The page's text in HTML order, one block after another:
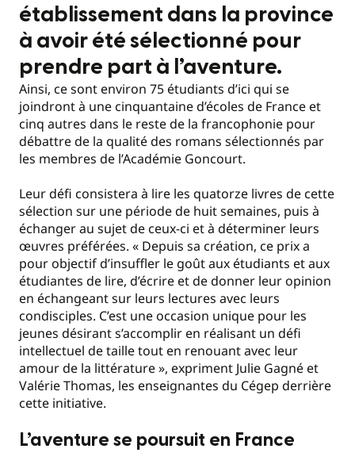
établissement dans la province
à avoir été sélectionné pour
prendre part à l’aventure.
Ainsi, ce sont environ 75 étudiants d’ici qui se
joindront à une cinquantaine d’écoles de France et
cinq autres dans le reste de la francophonie pour
débattre de la qualité des romans sélectionnés par
les membres de l’Académie Goncourt.
Leur défi consistera à lire les quatorze livres de cette
sélection sur une période de huit semaines, puis à
échanger au sujet de ceux-ci et à déterminer leurs
œuvres préférées. « Depuis sa création, ce prix a
pour objectif d’insuffler le goût aux étudiants et aux
étudiantes de lire, d’écrire et de donner leur opinion
en échangeant sur leurs lectures avec leurs
condisciples. C’est une occasion unique pour les
jeunes désirant s’accomplir en réalisant un défi
intellectuel de taille tout en renouant avec leur
amour de la littérature », expriment Julie Gagné et
Valérie Thomas, les enseignantes du Cégep derrière
cette initiative.
L’aventure se poursuit en France